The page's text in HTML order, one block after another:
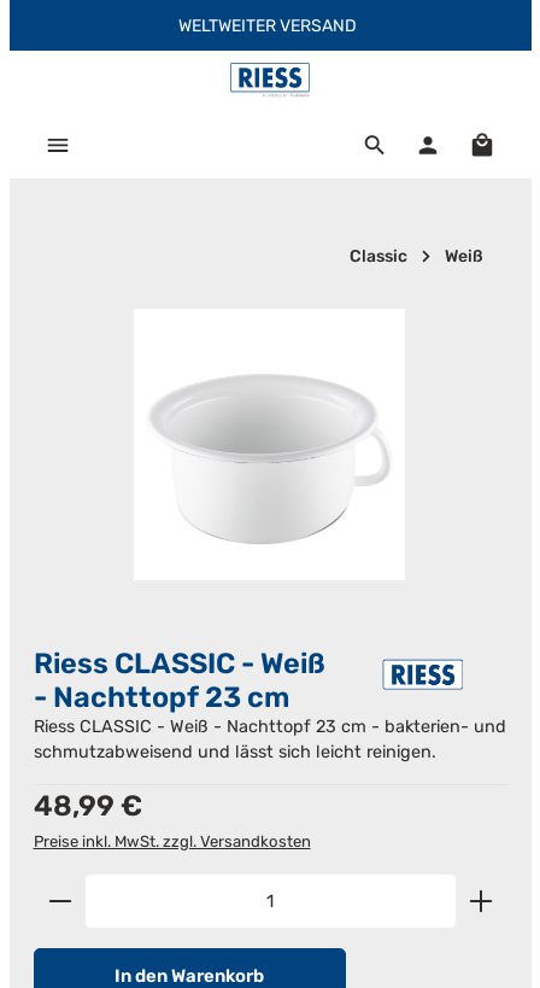
Zum Hauptinhalt springenWELTWEITER VERSAND
Classic Weiß
Riess CLASSIC - Weiß
- Nachttopf 23 cm
Riess CLASSIC - Weiß - Nachttopf 23 cm - bakterien- und
schmutzabweisend und lässt sich leicht reinigen.
Regulärer Preis:
48,99 €
Preise inkl. MwSt. zzgl. Versandkosten
Produkt Anzahl: Gib den gewünschten Wert ein
In den Warenkorb